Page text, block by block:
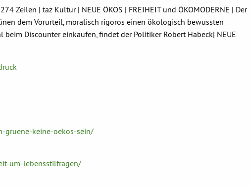
Zeilen | taz Kultur | NEUE ÖKOS | FREIHEIT und ÖKOMODERNE | Der
dem Vorurteil, moralisch rigoros einen ökologisch bewussten
Discounter einkaufen, findet der Politiker Robert Habeck| NEUE
gruene-keine-oekos-sein/
um-lebensstilfragen/